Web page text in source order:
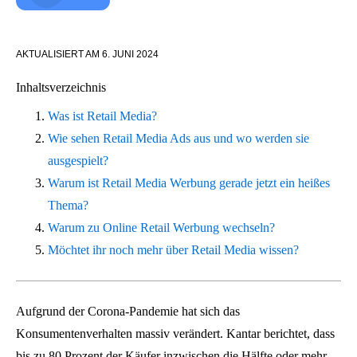
AKTUALISIERT AM 6. JUNI 2024
Inhaltsverzeichnis
Was ist Retail Media?
Wie sehen Retail Media Ads aus und wo werden sie
ausgespielt?
Warum ist Retail Media Werbung gerade jetzt ein heißes
Thema?
Warum zu Online Retail Werbung wechseln?
Möchtet ihr noch mehr über Retail Media wissen?
Aufgrund der Corona-Pandemie hat sich das
Konsumentenverhalten massiv verändert. Kantar berichtet, dass